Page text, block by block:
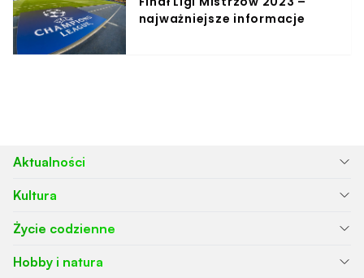
najważniejsze informacje
Aktualności
Kultura
Życie codzienne
Hobby i natura